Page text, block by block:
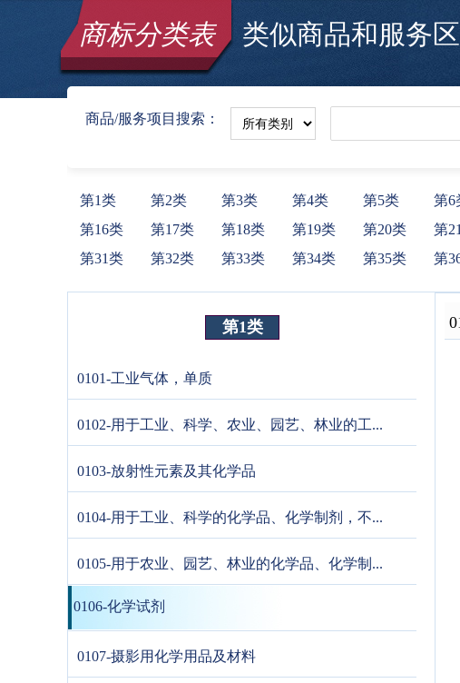
商标分类表类似商品和服务区
商品/服务项目搜索：
第1类 第2类 第3类 第4类 第5类 第6
第16类
第17类 第18类 第19类 第20类 第
第31类
第32类 第33类 第34类 第35类 第
第1类
0101-工业气体，单质
0102-用于工业、科学、农业、园艺、林业的工...
0103-放射性元素及其化学品
0104-用于工业、科学的化学品、化学制剂，不...
0105-用于农业、园艺、林业的化学品、化学制...
0106-化学试剂
0107-摄影用化学用品及材料